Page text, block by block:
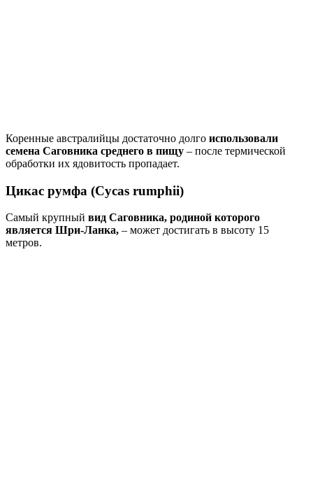
Коренные австралийцы достаточно долго использовали
семена Саговника среднего в пищу – после термической
обработки их ядовитость пропадает.
Цикас румфа (Cycas rumphii)
Самый крупный вид Саговника, родиной которого
является Шри-Ланка, – может достигать в высоту 15
метров.